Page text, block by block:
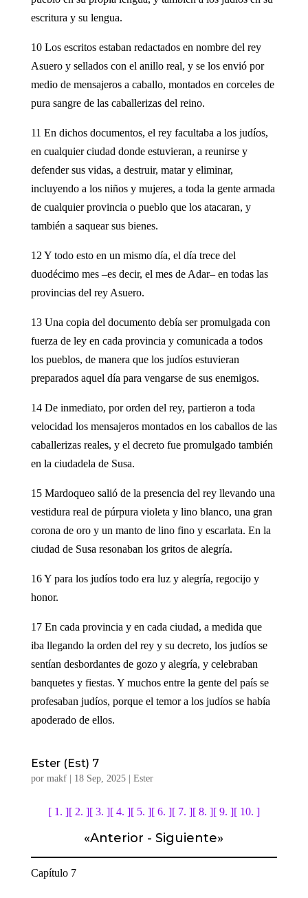
escritura y su lengua.
10 Los escritos estaban redactados en nombre del rey
Asuero y sellados con el anillo real, y se los envió por
medio de mensajeros a caballo, montados en corceles de
pura sangre de las caballerizas del reino.
11 En dichos documentos, el rey facultaba a los judíos,
en cualquier ciudad donde estuvieran, a reunirse y
defender sus vidas, a destruir, matar y eliminar,
incluyendo a los niños y mujeres, a toda la gente armada
de cualquier provincia o pueblo que los atacaran, y
también a saquear sus bienes.
12 Y todo esto en un mismo día, el día trece del
duodécimo mes –es decir, el mes de Adar– en todas las
provincias del rey Asuero.
13 Una copia del documento debía ser promulgada con
fuerza de ley en cada provincia y comunicada a todos
los pueblos, de manera que los judíos estuvieran
preparados aquel día para vengarse de sus enemigos.
14 De inmediato, por orden del rey, partieron a toda
velocidad los mensajeros montados en los caballos de las
caballerizas reales, y el decreto fue promulgado también
en la ciudadela de Susa.
15 Mardoqueo salió de la presencia del rey llevando una
vestidura real de púrpura violeta y lino blanco, una gran
corona de oro y un manto de lino fino y escarlata. En la
ciudad de Susa resonaban los gritos de alegría.
16 Y para los judíos todo era luz y alegría, regocijo y
honor.
17 En cada provincia y en cada ciudad, a medida que
iba llegando la orden del rey y su decreto, los judíos se
sentían desbordantes de gozo y alegría, y celebraban
banquetes y fiestas. Y muchos entre la gente del país se
profesaban judíos, porque el temor a los judíos se había
apoderado de ellos.
Ester (Est) 7
por makf| 18 Sep, 2025| Ester
[ 1. ][ 2. ][ 3. ][ 4. ][ 5. ][ 6. ][ 7. ][ 8. ][ 9. ][ 10. ]
«Anterior -Siguiente»
Capítulo 7